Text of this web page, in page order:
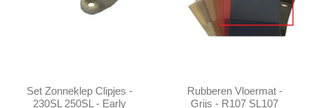
Set Zonneklep Clipjes -
230SL 250SL - Early
Rubberen Vloermat -
Grijs - R107 SL107